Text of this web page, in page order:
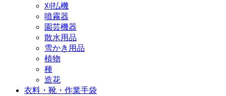
刈払機
噴霧器
園芸機器
散水用品
雪かき用品
植物
種
造花
衣料・靴・作業手袋